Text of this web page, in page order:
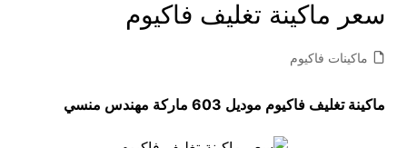
سعر ماكينة تغليف فاكيوم
ماكينات فاكيوم
ماكينة تغليف فاكيوم موديل 603 ماركة مهندس منسي